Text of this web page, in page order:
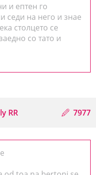
и ептен го
седи на него и знае
столцето се
со тато и
RR 7977